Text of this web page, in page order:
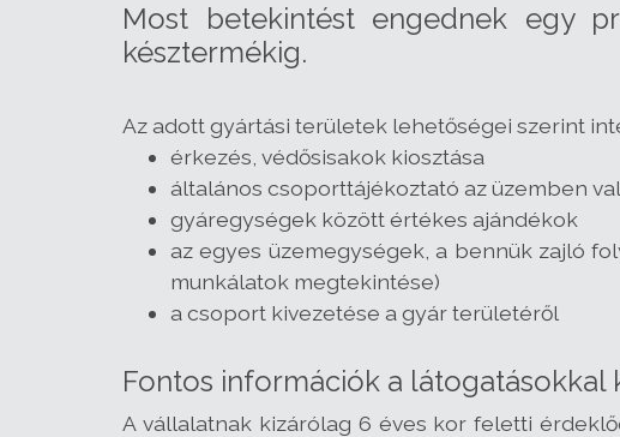
Most betekintést engednek egy
késztermékig.
Az adott gyártási területek lehetőségei szerint
érkezés, védősisakok kiosztása
általános csoporttájékoztató az üzemben
gyáregységek között értékes ajándékok
az egyes üzemegységek, a bennük zajló
munkálatok megtekintése)
a csoport kivezetése a gyár területéről
Fontos információk a látogatásokkal
A vállalatnak kizárólag 6 éves kor feletti